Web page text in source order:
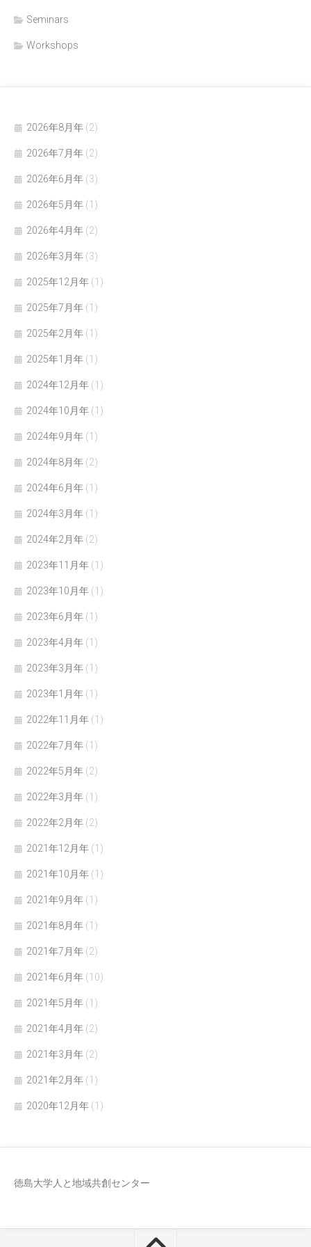
Seminars
Workshops
2026年8月年 (2)
2026年7月年 (2)
2026年6月年 (3)
2026年5月年 (1)
2026年4月年 (2)
2026年3月年 (3)
2025年12月年 (1)
2025年7月年 (1)
2025年2月年 (1)
2025年1月年 (1)
2024年12月年 (1)
2024年10月年 (1)
2024年9月年 (1)
2024年8月年 (2)
2024年6月年 (1)
2024年3月年 (1)
2024年2月年 (2)
2023年11月年 (1)
2023年10月年 (1)
2023年6月年 (1)
2023年4月年 (1)
2023年3月年 (1)
2023年1月年 (1)
2022年11月年 (1)
2022年7月年 (1)
2022年5月年 (2)
2022年3月年 (1)
2022年2月年 (2)
2021年12月年 (1)
2021年10月年 (1)
2021年9月年 (1)
2021年8月年 (1)
2021年7月年 (2)
2021年6月年 (10)
2021年5月年 (1)
2021年4月年 (2)
2021年3月年 (2)
2021年2月年 (1)
2020年12月年 (1)
徳島大学人と地域共創センター